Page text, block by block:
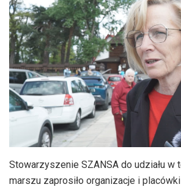
Stowarzyszenie SZANSA do udziału w
marszu zaprosiło organizacje i